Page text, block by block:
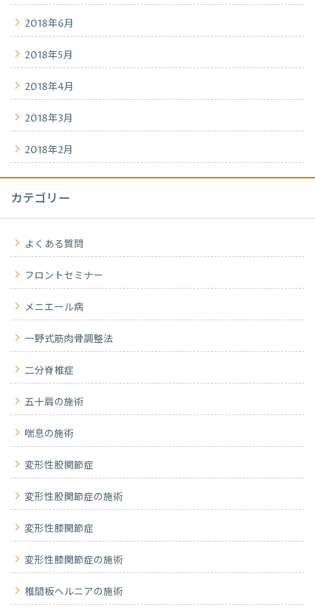
2018年6月
2018年5月
2018年4月
2018年3月
2018年2月
カテゴリー
よくある質問
フロントセミナー
メニエール病
一野式筋肉骨調整法
二分脊椎症
五十肩の施術
喘息の施術
変形性股関節症
変形性股関節症の施術
変形性膝関節症
変形性膝関節症の施術
椎間板ヘルニアの施術